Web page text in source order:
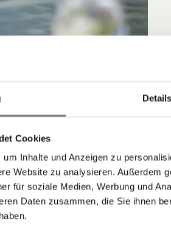
Details
Cookies
Inhalte und Anzeigen zu
Website zu analysieren. Außerdem
für soziale Medien, Werbung und
Daten zusammen, die Sie ihnen